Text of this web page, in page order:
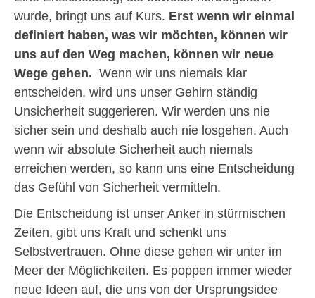
wurde, bringt uns auf Kurs. Erst wenn wir einmal
definiert haben, was wir möchten, können wir
uns auf den Weg machen, können wir neue
Wege gehen. Wenn wir uns niemals klar
entscheiden, wird uns unser Gehirn ständig
Unsicherheit suggerieren. Wir werden uns nie
sicher sein und deshalb auch nie losgehen. Auch
wenn wir absolute Sicherheit auch niemals
erreichen werden, so kann uns eine Entscheidung
das Gefühl von Sicherheit vermitteln.
Die Entscheidung ist unser Anker in stürmischen
Zeiten, gibt uns Kraft und schenkt uns
Selbstvertrauen. Ohne diese gehen wir unter im
Meer der Möglichkeiten. Es poppen immer wieder
neue Ideen auf, die uns von der Ursprungsidee